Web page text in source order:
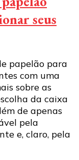
seus
papelão para
com uma
sobre as
da caixa
de apenas
pela
e, claro, pela